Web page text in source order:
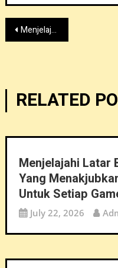
Post
Menjelajahi Risiko Mengunduh Mobile Legend Cheat Apk
RELATED
Menjelajahi Latar
Yang
Untuk Setiap
July 22, 2026